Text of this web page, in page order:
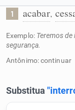
Resumir Texto
Corrigir Texto
1 acabar,
Exemplo: Teremos
segurança.
Antônimo: continuar